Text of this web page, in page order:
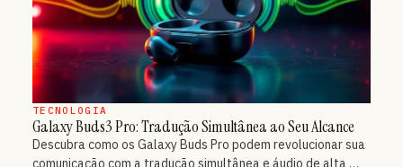
TECNOLOGIA
Galaxy Buds3 Pro: Tradução Simultânea ao Seu Alcance
Descubra como os Galaxy Buds Pro podem revolucionar sua
comunicação com a tradução simultânea e áudio de alta …